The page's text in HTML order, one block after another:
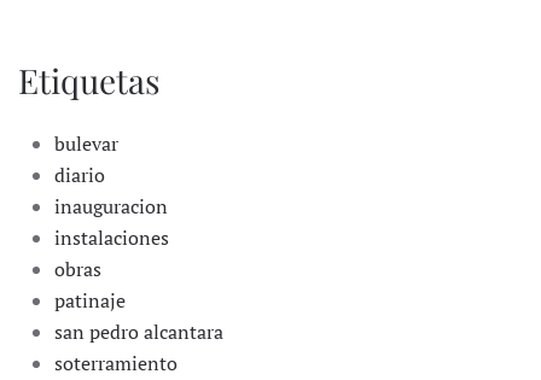
Etiquetas
bulevar
diario
inauguracion
instalaciones
obras
patinaje
san pedro alcantara
soterramiento